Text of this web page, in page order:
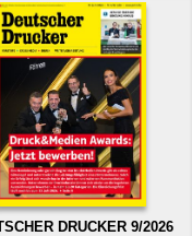
DRUCKER 9/2026